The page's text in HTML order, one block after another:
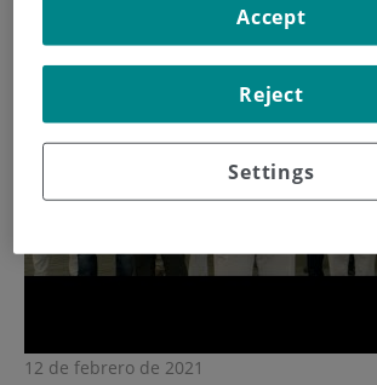
12 de febrero de 2021
Settings
Reject
Accept